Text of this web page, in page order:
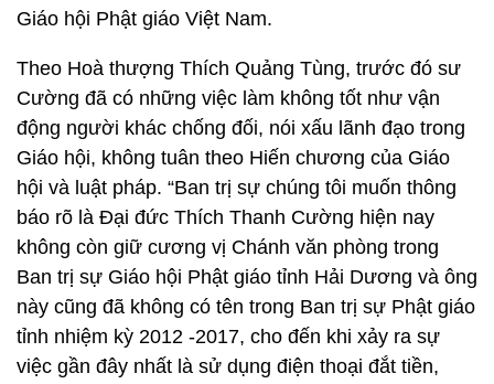
Giáo hội Phật giáo Việt Nam.
Theo Hoà thượng Thích Quảng Tùng, trước đó sư
Cường đã có những việc làm không tốt như vận
động người khác chống đối, nói xấu lãnh đạo trong
Giáo hội, không tuân theo Hiến chương của Giáo
hội và luật pháp. “Ban trị sự chúng tôi muốn thông
báo rõ là Đại đức Thích Thanh Cường hiện nay
không còn giữ cương vị Chánh văn phòng trong
Ban trị sự Giáo hội Phật giáo tỉnh Hải Dương và ông
này cũng đã không có tên trong Ban trị sự Phật giáo
tỉnh nhiệm kỳ 2012 -2017, cho đến khi xảy ra sự
việc gần đây nhất là sử dụng điện thoại đắt tiền,